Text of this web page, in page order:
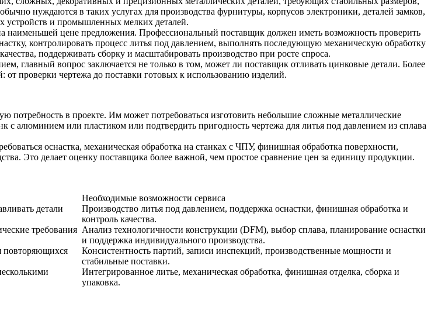
нуждаются в таких услугах для производства фурнитуры, корпусов электроники, деталей замков,
устройств и промышленных мелких деталей.
наименьшей цене предложения. Профессиональный поставщик должен иметь возможность проверить
контролировать процесс литья под давлением, выполнять последующую механическую обработку
поддерживать сборку и масштабировать производство при росте спроса.
главный вопрос заключается не только в том, может ли поставщик отливать цинковые детали. Более
проверки чертежа до поставки готовых к использованию изделий.
в проекте. Им может потребоваться изготовить небольшие сложные металлические
с алюминием или пластиком или подтвердить пригодность чертежа для литья под давлением из сплава
оснастка, механическая обработка на станках с ЧПУ, финишная обработка поверхности,
Это делает оценку поставщика более важной, чем простое сравнение цен за единицу продукции.
Необходимые возможности сервиса
детали
Производство литья под давлением, поддержка оснастки, финишная обработка и
контроль качества.
требования Анализ технологичности конструкции (DFM), выбор сплава, планирование оснастки
и поддержка индивидуального производства.
повторяющихся
Консистентность партий, записи инспекций, производственные мощности и
стабильные поставки.
Интегрированное литье, механическая обработка, финишная отделка, сборка и
упаковка.